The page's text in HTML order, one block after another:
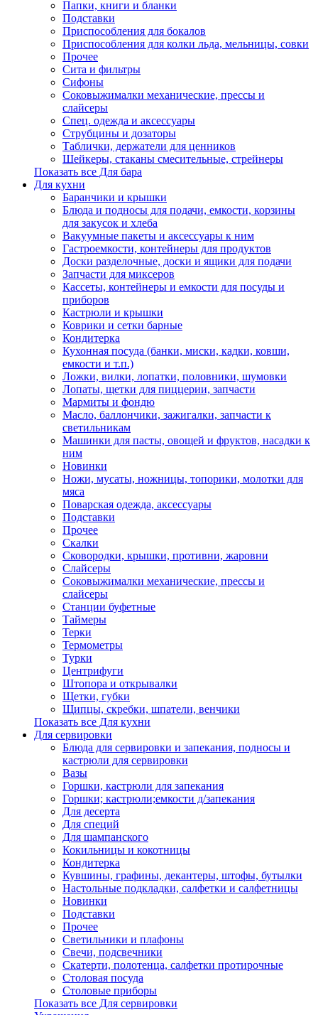
Папки, книги и бланки
Подставки
Приспособления для бокалов
Приспособления для колки льда, мельницы, совки
Прочее
Сита и фильтры
Сифоны
Соковыжималки механические, прессы и
слайсеры
Спец. одежда и аксессуары
Струбцины и дозаторы
Таблички, держатели для ценников
Шейкеры, стаканы смесительные, стрейнеры
Показать все Для бара
Для кухни
Баранчики и крышки
Блюда и подносы для подачи, емкости, корзины
для закусок и хлеба
Вакуумные пакеты и аксессуары к ним
Гастроемкости, контейнеры для продуктов
Доски разделочные, доски и ящики для подачи
Запчасти для миксеров
Кассеты, контейнеры и емкости для посуды и
приборов
Кастрюли и крышки
Коврики и сетки барные
Кондитерка
Кухонная посуда (банки, миски, кадки, ковши,
емкости и т.п.)
Ложки, вилки, лопатки, половники, шумовки
Лопаты, щетки для пиццерии, запчасти
Мармиты и фондю
Масло, баллончики, зажигалки, запчасти к
светильникам
Машинки для пасты, овощей и фруктов, насадки к
ним
Новинки
Ножи, мусаты, ножницы, топорики, молотки для
мяса
Поварская одежда, аксессуары
Подставки
Прочее
Скалки
Сковородки, крышки, противни, жаровни
Слайсеры
Соковыжималки механические, прессы и
слайсеры
Станции буфетные
Таймеры
Терки
Термометры
Турки
Центрифуги
Штопора и открывалки
Щетки, губки
Щипцы, скребки, шпатели, венчики
Показать все Для кухни
Для сервировки
Блюда для сервировки и запекания, подносы и
кастрюли для сервировки
Вазы
Горшки, кастрюли для запекания
Горшки; кастрюли;емкости д/запекания
Для десерта
Для специй
Для шампанского
Кокильницы и кокотницы
Кондитерка
Кувшины, графины, декантеры, штофы, бутылки
Настольные подкладки, салфетки и салфетницы
Новинки
Подставки
Прочее
Светильники и плафоны
Свечи, подсвечники
Скатерти, полотенца, салфетки протирочные
Столовая посуда
Столовые приборы
Показать все Для сервировки